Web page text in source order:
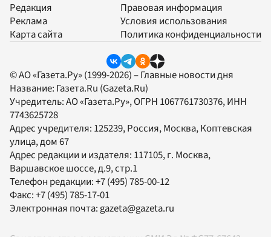
Редакция
Реклама
Карта сайта
Правовая информация
Условия использования
Политика конфиденциальности
© АО «Газета.Ру» (1999-2026) – Главные новости дня
Название: Газета.Ru (Gazeta.Ru)
Учредитель:АО «Газета.Ру», ОГРН 1067761730376, ИНН
7743625728
Адрес учредителя: 125239, Россия, Москва, Коптевская
улица, дом 67
Адрес редакции и издателя: 117105, г. Москва,
Варшавское шоссе, д.9, стр.1
Телефон редакции:+7 (495) 785-00-12
Факс:+7 (495) 785-17-01
Электронная почта: gazeta@gazeta.ru